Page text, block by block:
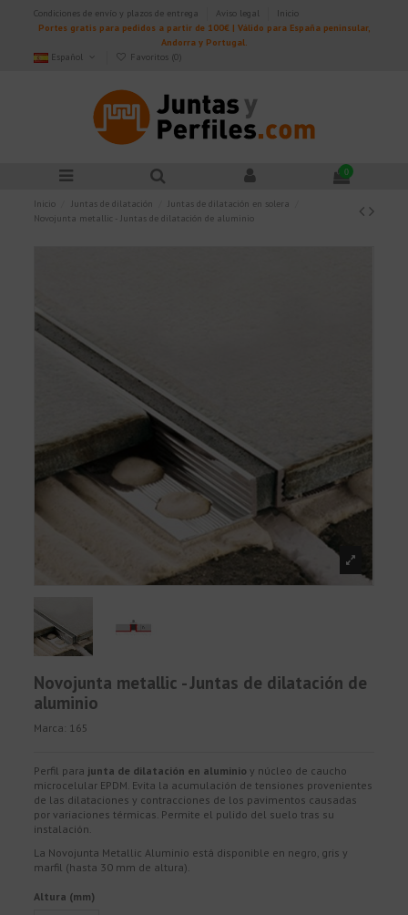
Condiciones de envío y plazos de entrega Aviso legal
Inicio
Portes gratis para pedidos a partir de 100€ | Válido para España peninsular,
Andorra y Portugal.
Español
Favoritos (0)
0
Inicio Juntas de dilatación
Juntas de dilatación en solera
Novojunta metallic - Juntas de dilatación de aluminio
Novojunta metallic - Juntas de dilatación de
aluminio
Marca: 165
Perfil para junta de dilatación en aluminio y núcleo de caucho
microcelular EPDM. Evita la acumulación de tensiones provenientes
de las dilataciones y contracciones de los pavimentos causadas
por variaciones térmicas. Permite el pulido del suelo tras su
instalación.
La Novojunta Metallic Aluminio está disponible en negro, gris y
marfil (hasta 30 mm de altura).
Altura (mm)